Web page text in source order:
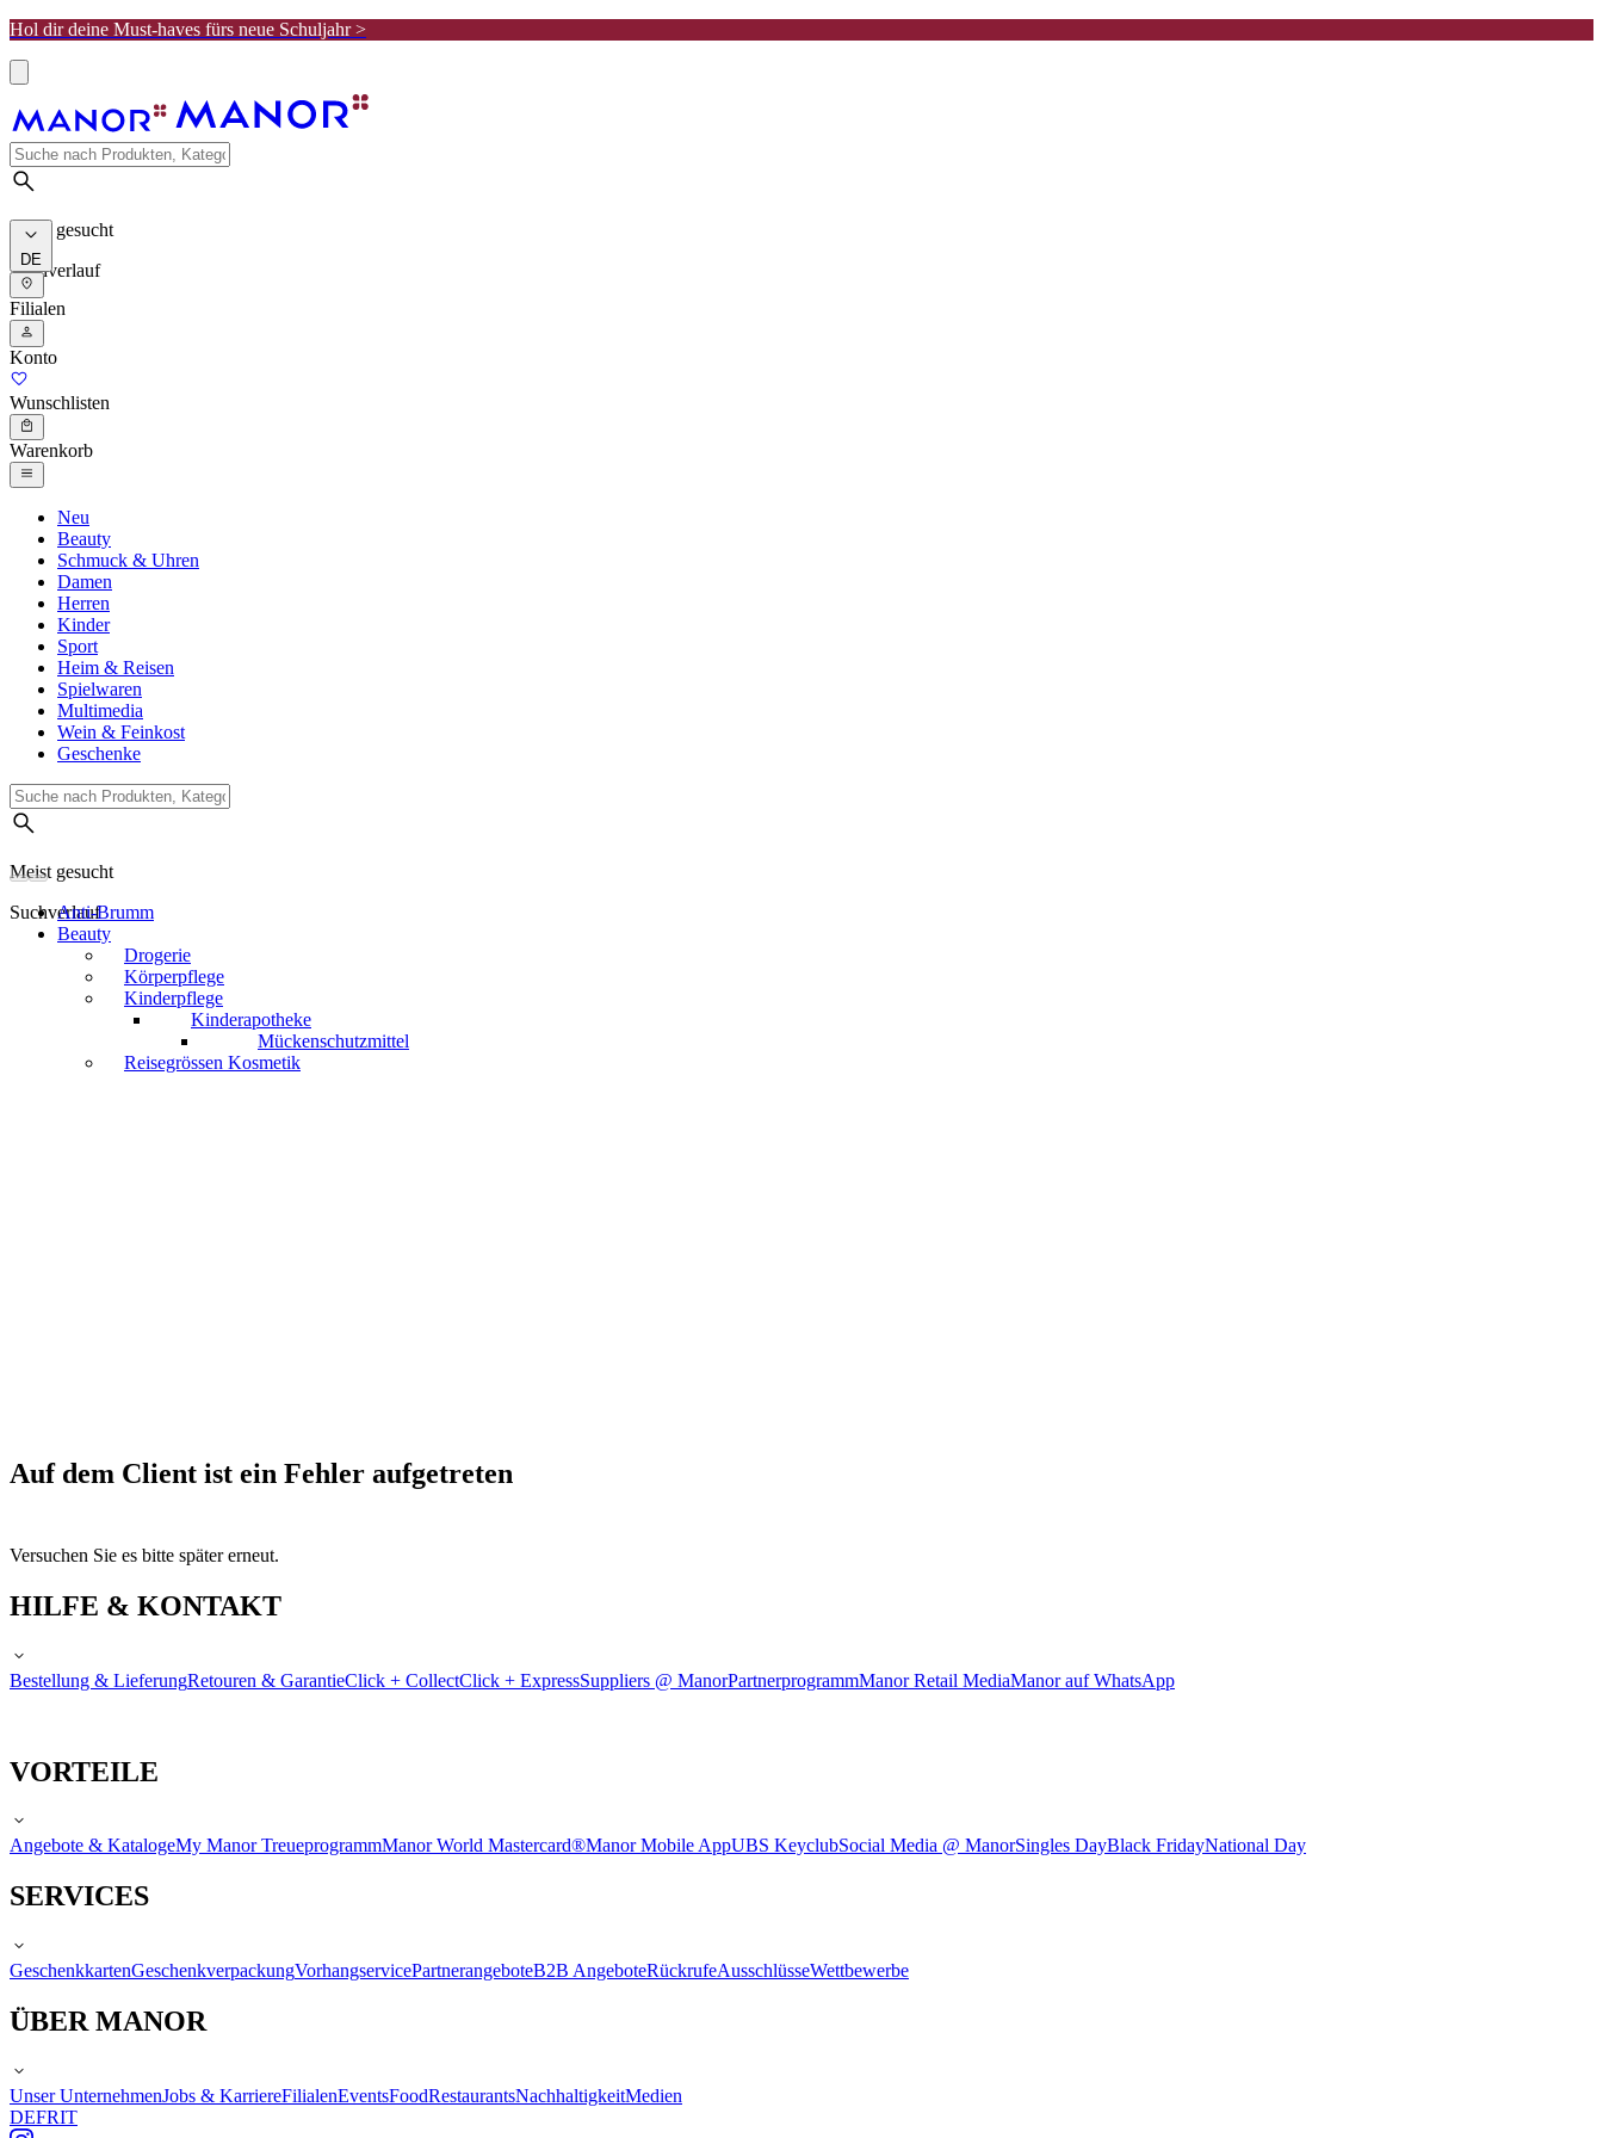
Hol dir deine Must-haves fürs neue Schuljahr >
Meist gesucht
Suchverlauf
DE
Filialen
Konto
Wunschlisten
Warenkorb
Neu
Beauty
Schmuck & Uhren
Damen
Herren
Kinder
Sport
Heim & Reisen
Spielwaren
Multimedia
Wein & Feinkost
Geschenke
Meist gesucht
SuchverlaufAnti-Brumm
Beauty
Drogerie
Körperpflege
Kinderpflege
Kinderapotheke
Mückenschutzmittel
Reisegrössen Kosmetik
Auf dem Client ist ein Fehler aufgetreten
Versuchen Sie es bitte später erneut.
HILFE & KONTAKT
Bestellung & LieferungRetouren & GarantieClick + CollectClick + ExpressSuppliers @ ManorPartnerprogrammManor Retail MediaManor auf WhatsApp
VORTEILE
Angebote & KatalogeMy Manor TreueprogrammManor World Mastercard®Manor Mobile AppUBS KeyclubSocial Media @ ManorSingles DayBlack FridayNational Day
SERVICES
GeschenkkartenGeschenkverpackungVorhangservicePartnerangeboteB2B AngeboteRückrufeAusschlüsseWettbewerbe
ÜBER MANOR
Unser UnternehmenJobs & KarriereFilialenEventsFoodRestaurantsNachhaltigkeitMedien
DEFRIT